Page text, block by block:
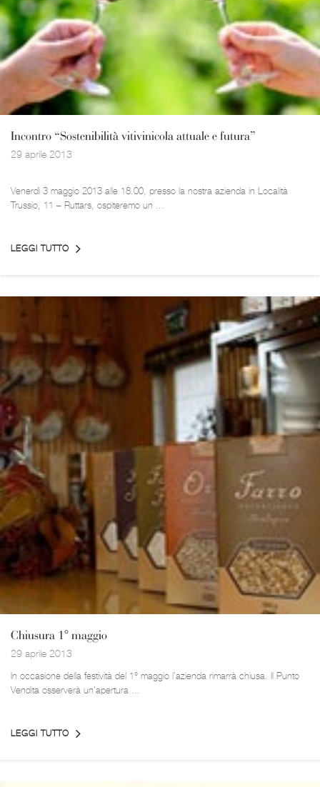
Incontro “Sostenibilità vitivinicola attuale e futura”
29 aprile 2013
Venerdì 3 maggio 2013 alle 18.00, presso la nostra azienda in Località
Trussio, 11 – Ruttars, ospiteremo un ...
LEGGI TUTTO
Chiusura 1° maggio
29 aprile 2013
In occasione della festività del 1° maggio l’azienda rimarrà chiusa. Il Punto
Vendita osserverà un’apertura ...
LEGGI TUTTO